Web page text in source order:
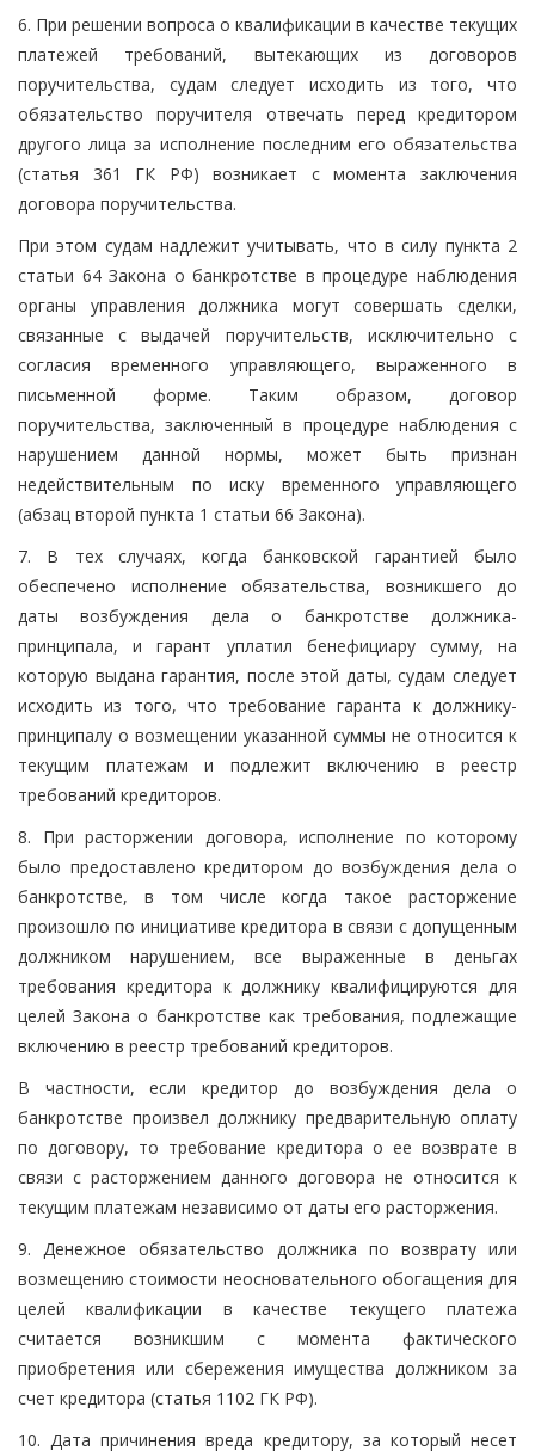
6. При решении вопроса о квалификации в качестве текущих
платежей требований, вытекающих из договоров
поручительства, судам следует исходить из того, что
обязательство поручителя отвечать перед кредитором
другого лица за исполнение последним его обязательства
(статья 361 ГК РФ) возникает с момента заключения
договора поручительства.
При этом судам надлежит учитывать, что в силу пункта 2
статьи 64 Закона о банкротстве в процедуре наблюдения
органы управления должника могут совершать сделки,
связанные с выдачей поручительств, исключительно с
согласия временного управляющего, выраженного в
письменной форме. Таким образом, договор
поручительства, заключенный в процедуре наблюдения с
нарушением данной нормы, может быть признан
недействительным по иску временного управляющего
(абзац второй пункта 1 статьи 66 Закона).
7. В тех случаях, когда банковской гарантией было
обеспечено исполнение обязательства, возникшего до
даты возбуждения дела о банкротстве должника-
принципала, и гарант уплатил бенефициару сумму, на
которую выдана гарантия, после этой даты, судам следует
исходить из того, что требование гаранта к должнику-
принципалу о возмещении указанной суммы не относится к
текущим платежам и подлежит включению в реестр
требований кредиторов.
8. При расторжении договора, исполнение по которому
было предоставлено кредитором до возбуждения дела о
банкротстве, в том числе когда такое расторжение
произошло по инициативе кредитора в связи с допущенным
должником нарушением, все выраженные в деньгах
требования кредитора к должнику квалифицируются для
целей Закона о банкротстве как требования, подлежащие
включению в реестр требований кредиторов.
В частности, если кредитор до возбуждения дела о
банкротстве произвел должнику предварительную оплату
по договору, то требование кредитора о ее возврате в
связи с расторжением данного договора не относится к
текущим платежам независимо от даты его расторжения.
9. Денежное обязательство должника по возврату или
возмещению стоимости неосновательного обогащения для
целей квалификации в качестве текущего платежа
считается возникшим с момента фактического
приобретения или сбережения имущества должником за
счет кредитора (статья 1102 ГК РФ).
10. Дата причинения вреда кредитору, за который несет